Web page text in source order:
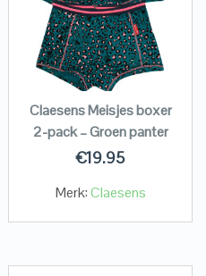
Claesens Meisjes boxer
2-pack – Groen panter
€19.95
Merk:Claesens